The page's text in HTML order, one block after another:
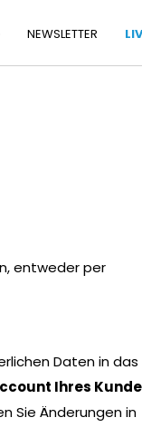
NEWSLETTER
entweder per
Daten in das
Ihres
Sie Änderungen in